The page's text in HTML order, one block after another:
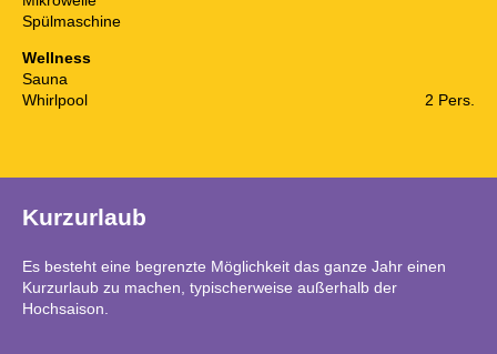
Spülmaschine
Wellness
Sauna
Whirlpool
2 Pers.
Kurzurlaub
Es besteht eine begrenzte Möglichkeit das ganze Jahr einen
Kurzurlaub zu machen, typischerweise außerhalb der
Hochsaison.